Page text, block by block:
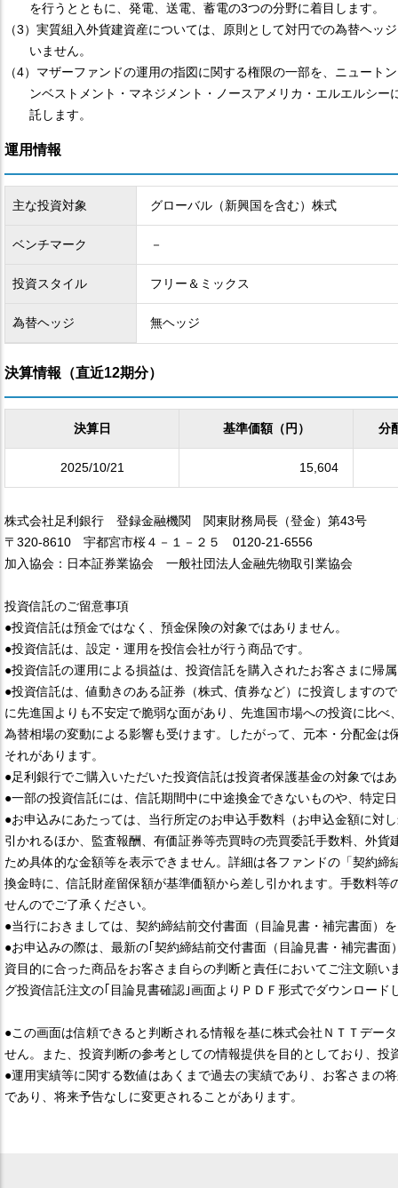
を行うとともに、発電、送電、蓄電の3つの分野に着目します。
（3）実質組入外貨建資産については、原則として対円での為替ヘッ
いません。
（4）マザーファンドの運用の指図に関する権限の一部を、ニュート
ンベストメント・マネジメント・ノースアメリカ・エルエルシー
託します。
運用情報
主な投資対象 グローバル（新興国を含む）株式
ベンチマーク －
投資スタイル フリー＆ミックス
為替ヘッジ 無ヘッジ
決算情報（直近12期分）
決算日 基準価額（円） 分
2025/10/21 15,604
株式会社足利銀行 登録金融機関 関東財務局長（登金）第43号
〒320-8610 宇都宮市桜４－１－２５ 0120-21-6556
加入協会：日本証券業協会 一般社団法人金融先物取引業協会
投資信託のご留意事項
●投資信託は預金ではなく、預金保険の対象ではありません。
●投資信託は、設定・運用を投信会社が行う商品です。
●投資信託の運用による損益は、投資信託を購入されたお客さまに帰
●投資信託は、値動きのある証券（株式、債券など）に投資しますの
に先進国よりも不安定で脆弱な面があり、先進国市場への投資に比
為替相場の変動による影響も受けます。したがって、元本・分配金
それがあります。
●足利銀行でご購入いただいた投資信託は投資者保護基金の対象では
●一部の投資信託には、信託期間中に中途換金できないものや、特定
●お申込みにあたっては、当行所定のお申込手数料（お申込金額に対
引かれるほか、監査報酬、有価証券等売買時の売買委託手数料、外
ため具体的な金額等を表示できません。詳細は各ファンドの「契約
換金時に、信託財産留保額が基準価額から差し引かれます。手数料
せんのでご了承ください。
●当行におきましては、契約締結前交付書面（目論見書・補完書面）
●お申込みの際は、最新の｢契約締結前交付書面（目論見書・補完書
資目的に合った商品をお客さま自らの判断と責任においてご注文願
グ投資信託注文の｢目論見書確認｣画面よりＰＤＦ形式でダウンロード
●この画面は信頼できると判断される情報を基に株式会社ＮＴＴデー
せん。また、投資判断の参考としての情報提供を目的としており、投
●運用実績等に関する数値はあくまで過去の実績であり、お客さまの
であり、将来予告なしに変更されることがあります。